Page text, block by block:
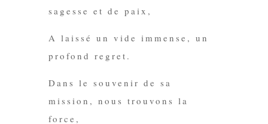
sagesse et de paix,
A laissé un vide immense, un
profond regret.
Dans le souvenir de sa
mission , nous trouvons la
force,